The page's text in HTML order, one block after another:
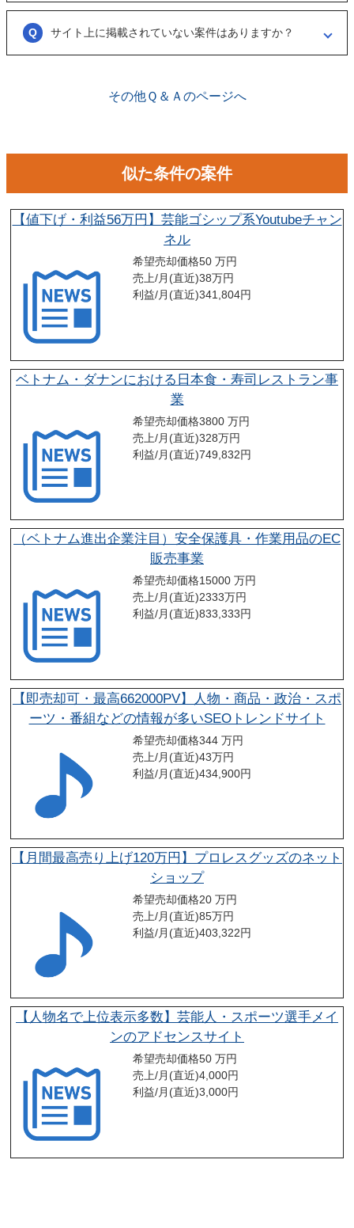
ございません。まずは、商談でどのような事業なのかを確認する目的も
あるため、気軽に商談申し込みを行ってください。
サイト上に掲載されていない案件はありますか？
その他Ｑ＆Ａのページへ
似た条件の案件
【値下げ・利益56万円】芸能ゴシップ系Youtubeチャン
ネル
希望売却価格50 万円
売上/月(直近)38万円
利益/月(直近)341,804円
ベトナム・ダナンにおける日本食・寿司レストラン事
業
希望売却価格3800 万円
売上/月(直近)328万円
利益/月(直近)749,832円
（ベトナム進出企業注目）安全保護具・作業用品のEC
販売事業
希望売却価格15000 万円
売上/月(直近)2333万円
利益/月(直近)833,333円
【即売却可・最高662000PV】人物・商品・政治・スポ
ーツ・番組などの情報が多いSEOトレンドサイト
希望売却価格344 万円
売上/月(直近)43万円
利益/月(直近)434,900円
【月間最高売り上げ120万円】プロレスグッズのネット
ショップ
希望売却価格20 万円
売上/月(直近)85万円
利益/月(直近)403,322円
【人物名で上位表示多数】芸能人・スポーツ選手メイ
ンのアドセンスサイト
希望売却価格50 万円
売上/月(直近)4,000円
利益/月(直近)3,000円